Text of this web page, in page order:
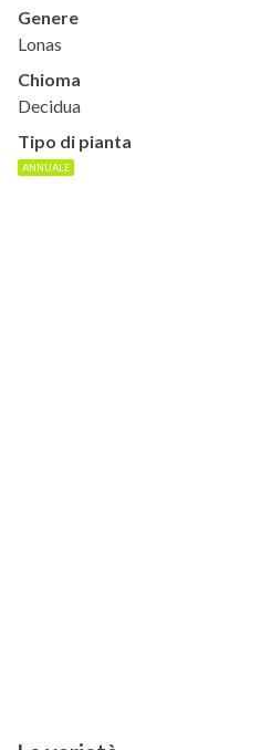
Genere
Lonas
Chioma
Decidua
Tipo di pianta
ANNUALE